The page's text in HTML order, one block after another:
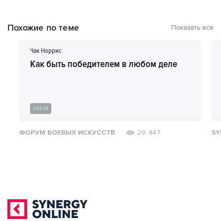
Похожие по теме Показать все
Чак Норрис
Как быть победителем в любом деле
1:02:01
ФОРУМ БОЕВЫХ ИСКУССТВ 28 447